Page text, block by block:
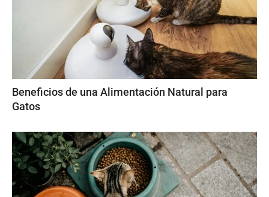
Beneficios de una Alimentación Natural para
Gatos